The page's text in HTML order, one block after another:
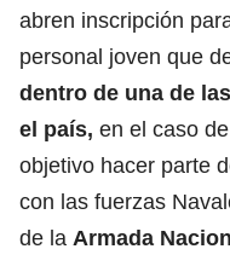
abren inscripción
personal joven que
dentro de una de
el país, en el caso
objetivo hacer parte
con las fuerzas
de la Armada